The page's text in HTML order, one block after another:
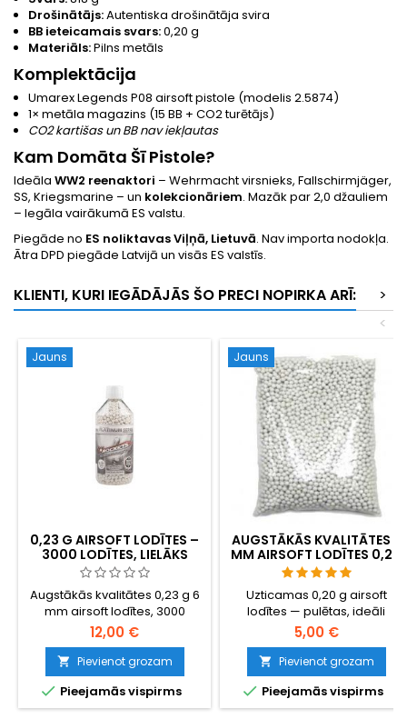
Drošinātājs:Autentiska drošinātāja svira
BB ieteicamais svars:0,20 g
Materiāls:Pilns metāls
Komplektācija
Umarex Legends P08 airsoft pistole (modelis 2.5874)
1× metāla magazins (15 BB + CO2 turētājs)
CO2 kartišas un BB nav iekļautas
Kam Domāta Šī Pistole?
Ideāla WW2 reenaktori – Wehrmacht virsnieks, Fallschirmjäger,
SS, Kriegsmarine – un kolekcionāriem. Mazāk par 2,0 džauliem
– legāla vairākumā ES valstu.
Piegāde no ES noliktavas Viļņā, Lietuvā. Nav importa nodokļa.
Ātra DPD piegāde Latvijā un visās ES valstīs.
KLIENTI, KURI IEGĀDĀJĀS ŠO PRECI NOPIRKA ARĪ:
>
<
Jauns
0,23 G AIRSOFT LODĪTES –
3000 LODĪTES, LIELĀKS
SVARS LABĀKAI
PRECIZITĀTEI UN LIDOJUMA
ATTĀLUMAM
Augstākās kvalitātes 0,23 g 6
mm airsoft lodītes, 3000
lodītes atkārtoti aizdarāmā
pudelē. Smagākas nekā
standarta 0,20 g lodītes —
labāka pretestība pret vēju,
līdzenāka lidojuma
trajektorija, lielāka enerģija
12,00 €
 Pievienot grozam
 Pieejamās vispirms
Jauns
AUGSTĀKĀS KVALITĀTES 6
MM AIRSOFT LODĪTES 0,20
G – 1000 GAB.,
NEAIZĶERAS, PRECĪZA
ŠAUŠANA
Uzticamas 0,20 g airsoft
lodītes — pulētas, ideāli
apaļas, droša padeve caur
jebkuru hop-up sistēmu. 1000
lodītes lielas ietilpības
magazīniem, gāzes
granātām un standarta
magazīniem. Garantija pret
5,00 €
 Pievienot grozam
 Pieejamās vispirms